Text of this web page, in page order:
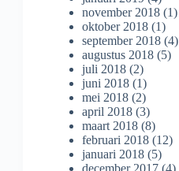
november 2018 (1)
oktober 2018 (1)
september 2018 (4)
augustus 2018 (5)
juli 2018 (2)
juni 2018 (1)
mei 2018 (2)
april 2018 (3)
maart 2018 (8)
februari 2018 (12)
januari 2018 (5)
december 2017 (4)